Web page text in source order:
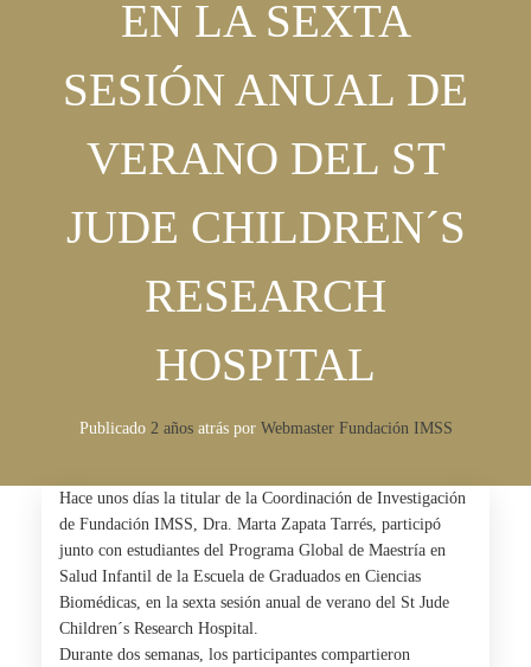
EN LA SEXTA
SESIÓN ANUAL DE
VERANO DEL ST
JUDE CHILDREN´S
RESEARCH
HOSPITAL
Publicado 2 añosatrás por Webmaster Fundación IMSS
Hace unos días la titular de la Coordinación de Investigación
de Fundación IMSS, Dra. Marta Zapata Tarrés, participó
junto con estudiantes del Programa Global de Maestría en
Salud Infantil de la Escuela de Graduados en Ciencias
Biomédicas, en la sexta sesión anual de verano del St Jude
Children´s Research Hospital.
Durante dos semanas, los participantes compartieron